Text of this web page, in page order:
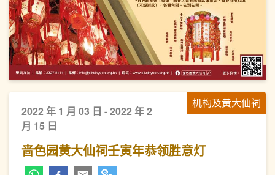
机构及黄大仙祠
2022 年 1 月 03 日 - 2022 年 2
月 15 日
啬色园黄大仙祠壬寅年恭领胜意灯